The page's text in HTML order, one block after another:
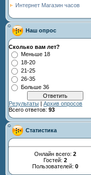
Интернет Магазин часов
Наш опрос
Сколько вам лет?
Меньше 18
18-20
21-25
26-35
Больше 36
Результаты | Архив опросов
Всего ответов: 93
Статистика
Онлайн всего: 2
Гостей: 2
Пользователей: 0